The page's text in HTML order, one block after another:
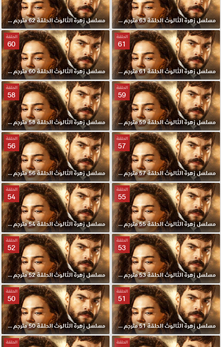
مسلسل زهرة الثالوث الحلقة 63 مترجم HD مسلسل زهرة الثالوث الحلقة 62 مترجم HD
الحلقة
61
مسلسل زهرة الثالوث الحلقة 61 مترجم HD
الحلقة
60
مسلسل زهرة الثالوث الحلقة 60 مترجم HD
الحلقة
59
مسلسل زهرة الثالوث الحلقة 59 مترجم HD
الحلقة
58
مسلسل زهرة الثالوث الحلقة 58 مترجم HD
الحلقة
57
مسلسل زهرة الثالوث الحلقة 57 مترجم HD
الحلقة
56
مسلسل زهرة الثالوث الحلقة 56 مترجم HD
الحلقة
55
مسلسل زهرة الثالوث الحلقة 55 مترجم HD
الحلقة
54
مسلسل زهرة الثالوث الحلقة 54 مترجم HD
الحلقة
53
مسلسل زهرة الثالوث الحلقة 53 مترجم HD
الحلقة
52
مسلسل زهرة الثالوث الحلقة 52 مترجم HD
الحلقة
51
مسلسل زهرة الثالوث الحلقة 51 مترجم HD
الحلقة
50
مسلسل زهرة الثالوث الحلقة 50 مترجم HD
الحلقة الحلقة